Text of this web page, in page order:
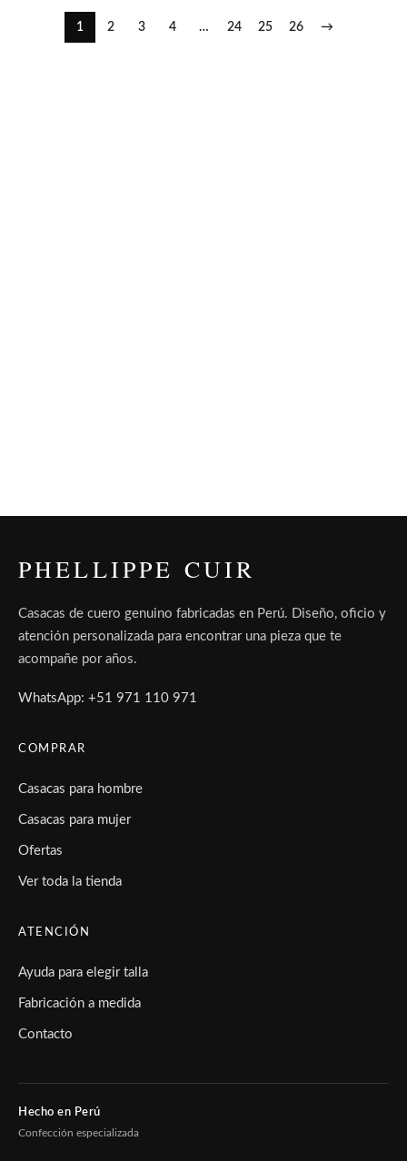
1 2 3 4 … 24 25 26 →
PHELLIPPE CUIR
Casacas de cuero genuino fabricadas en Perú. Diseño, oficio y
atención personalizada para encontrar una pieza que te
acompañe por años.
WhatsApp: +51 971 110 971
COMPRAR
Casacas para hombre
Casacas para mujer
Ofertas
Ver toda la tienda
ATENCIÓN
Ayuda para elegir talla
Fabricación a medida
Contacto
Hecho en Perú
Confección especializada